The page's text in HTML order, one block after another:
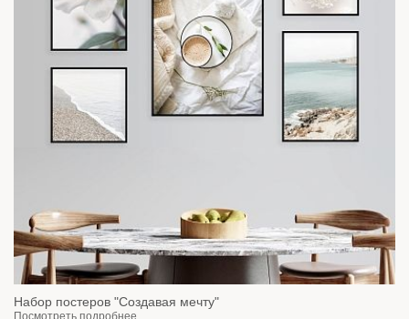
Набор постеров "Создавая мечту"
Посмотреть подробнее